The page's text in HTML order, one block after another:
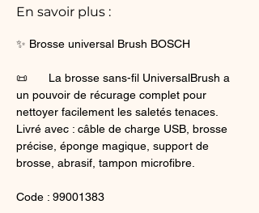
En savoir plus :
✨​ Brosse universal Brush BOSCH
📜​	La brosse sans-fil UniversalBrush a
un pouvoir de récurage complet pour
nettoyer facilement les saletés tenaces.
Livré avec : câble de charge USB, brosse
précise, éponge magique, support de
brosse, abrasif, tampon microfibre.
Code : 99001383